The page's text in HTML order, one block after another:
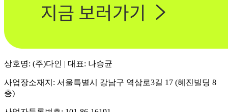
상호명: (주)다인 | 대표: 나승균
사업장소재지: 서울특별시 강남구 역삼로3길 17 (혜진빌딩 8
층)